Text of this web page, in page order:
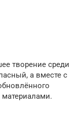
творение среди
а вместе с